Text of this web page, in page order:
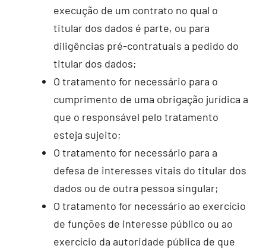
execução de um contrato no qual o
titular dos dados é parte, ou para
diligências pré-contratuais a pedido do
titular dos dados;
O tratamento for necessário para o
cumprimento de uma obrigação jurídica a
que o responsável pelo tratamento
esteja sujeito;
O tratamento for necessário para a
defesa de interesses vitais do titular dos
dados ou de outra pessoa singular;
O tratamento for necessário ao exercício
de funções de interesse público ou ao
exercício da autoridade pública de que